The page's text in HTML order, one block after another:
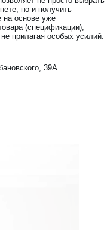
но и получить
на основе уже
(спецификации),
прилагая особых усилий.
39А